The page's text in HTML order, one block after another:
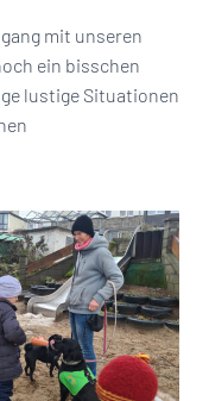
mit unseren
ein bisschen
lustige Situationen